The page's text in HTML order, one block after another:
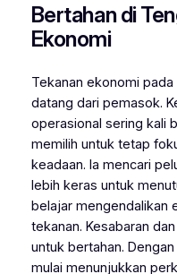
Bertahan di
Ekonomi
Tekanan ekonomi
datang dari pemasok.
operasional sering kali
memilih untuk tetap
keadaan. Ia mencari
lebih keras untuk
belajar mengendalikan
tekanan. Kesabaran
untuk bertahan.
mulai menunjukkan